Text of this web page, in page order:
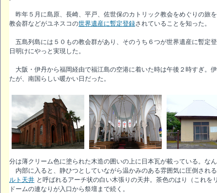
昨年５月に島原、長崎、平戸、佐世保のカトリック教会をめぐりの旅
教会群などがユネスコの世界遺産に暫定登録されていることを知った。
五島列島には５０もの教会群があり、そのうち６つが世界遺産に暫定
日明けにやっと実現した。
大阪・伊丹から福岡経由で福江島の空港に着いた時は午後２時すぎ。
たが、南国らしい暖かい日だった。
分は薄クリーム色に塗られた木造の囲いの上に日本瓦が載っている。な
内部に入ると、静ひつとしていながら温かみのある雰囲気に圧倒され
ルト天井 と呼ばれるアーチ状の白い木張りの天井。茶色のはり（これ
ドームの連なりが入口から祭壇まで続く。